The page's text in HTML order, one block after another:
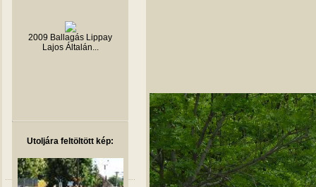
2009 Ballagás Lippay
Lajos Általán...
Utoljára feltöltött kép: